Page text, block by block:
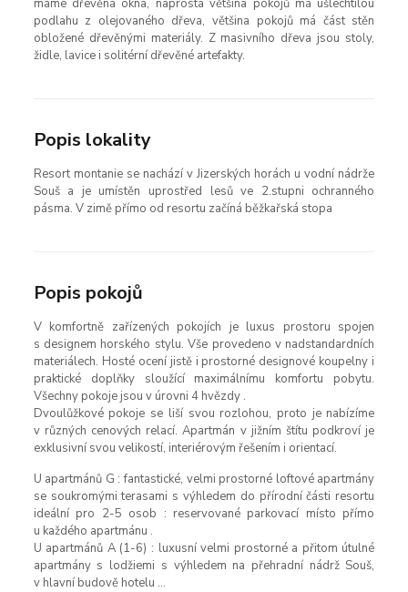
máme dřevěná okna, naprostá většina pokojů má ušlechtilou
podlahu z olejovaného dřeva, většina pokojů má část stěn
obložené dřevěnými materiály. Z masivního dřeva jsou stoly,
židle, lavice i solitérní dřevěné artefakty.
Popis lokality
Resort montanie se nachází v Jizerských horách u vodní nádrže
Souš a je umístěn uprostřed lesů ve 2.stupni ochranného
pásma. V zimě přímo od resortu začíná běžkařská stopa
Popis pokojů
V komfortně zařízených pokojích je luxus prostoru spojen
s designem horského stylu. Vše provedeno v nadstandardních
materiálech. Hosté ocení jistě i prostorné designové koupelny i
praktické doplňky sloužící maximálnímu komfortu pobytu.
Všechny pokoje jsou v úrovni 4 hvězdy .
Dvoulůžkové pokoje se liší svou rozlohou, proto je nabízíme
v různých cenových relací. Apartmán v jižním štítu podkroví je
exklusivní svou velikostí, interiérovým řešením i orientací.
U apartmánů G : fantastické, velmi prostorné loftové apartmány
se soukromými terasami s výhledem do přírodní části resortu
ideální pro 2-5 osob : reservované parkovací místo přímo
u každého apartmánu .
U apartmánů A (1-6) : luxusní velmi prostorné a přitom útulné
apartmány s lodžiemi s výhledem na přehradní nádrž Souš,
v hlavní budově hotelu …